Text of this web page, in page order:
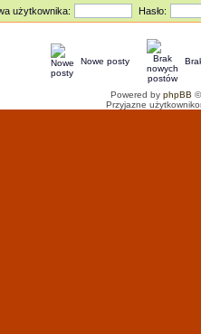
użytkownika: Hasło:
Nowe posty
Powered by phpBB
Przyjazne